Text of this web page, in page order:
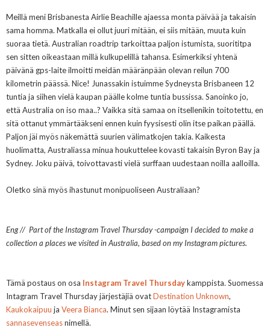
Meillä meni Brisbanesta Airlie Beachille ajaessa monta päivää ja takaisin
sama homma. Matkalla ei ollut juuri mitään, ei siis mitään, muuta kuin
suoraa tietä. Australian roadtrip tarkoittaa paljon istumista, suorititpa
sen sitten oikeastaan millä kulkupelillä tahansa. Esimerkiksi yhtenä
päivänä gps-laite ilmoitti meidän määränpään olevan reilun 700
kilometrin päässä. Nice! Junassakin istuimme Sydneysta Brisbaneen 12
tuntia ja siihen vielä kaupan päälle kolme tuntia bussissa. Sanoinko jo,
että Australia on iso maa..? Vaikka sitä samaa on itsellenikin toitotettu, en
sitä ottanut ymmärtääkseni ennen kuin fyysisesti olin itse paikan päällä.
Paljon jäi myös näkemättä suurien välimatkojen takia. Kaikesta
huolimatta, Australiassa minua houkuttelee kovasti takaisin Byron Bay ja
Sydney. Joku päivä, toivottavasti vielä surffaan uudestaan noilla aalloilla.
Oletko sinä myös ihastunutmonipuoliseen Australiaan?
Eng // Part of the Instagram Travel Thursday -campaign I decided to make a
collection a places we visited in Australia, based on my Instagram pictures.
Tämä postaus on osa Instagram Travel Thursdaykamppista. Suomessa
Intagram Travel Thursday järjestäjiä ovatDestination Unknown,
Kaukokaipuu ja Veera Bianca. Minut sen sijaan löytää Instagramista
sannasevenseasnimellä.